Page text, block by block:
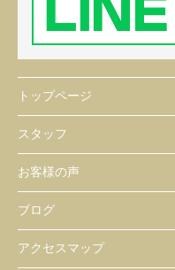
トップページ
スタッフ
お客様の声
ブログ
アクセスマップ